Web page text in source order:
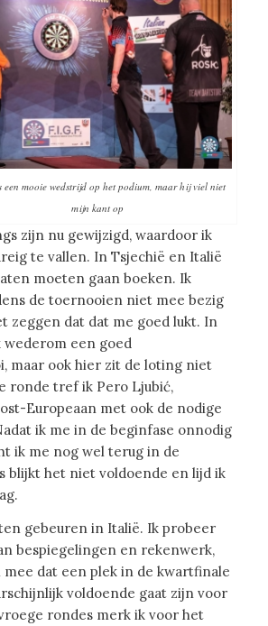
een mooie wedstrijd op het podium, maar hij viel niet
mijn kant op
zijn nu gewijzigd, waardoor ik
te vallen. In Tsjechië en Italië
moeten gaan boeken. Ik
de toernooien niet mee bezig
zeggen dat dat me goed lukt. In
wederom een goed
maar ook hier zit de loting niet
ronde tref ik Pero Ljubić,
Europeaan met ook de nodige
ik me in de beginfase onnodig
ik me nog wel terug in de
blijkt het niet voldoende en lijd ik
gebeuren in Italië. Ik probeer
bespiegelingen en rekenwerk,
dat een plek in de kwartfinale
voldoende gaat zijn voor
rondes merk ik voor het